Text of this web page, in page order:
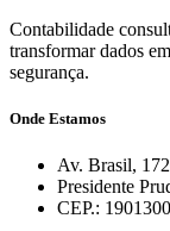
Contabilidade
transformar dados
segurança.
Onde Estamos
Av. Brasil,
Presidente
CEP.: